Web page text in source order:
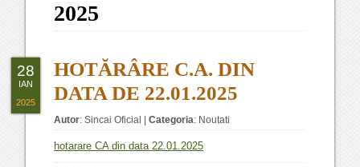
2025
HOTĂRÂRE C.A. DIN
DATA DE 22.01.2025
Autor:Sincai Oficial |Categoria: Noutati
hotarare CA din data 22.01.2025
28
IAN
2025